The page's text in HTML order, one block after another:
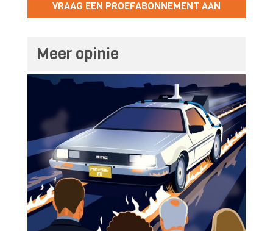
VRAAG EEN PROEFABONNEMENT AAN
Meer opinie